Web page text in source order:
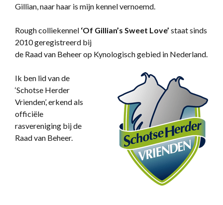
Gillian, naar haar is mijn kennel vernoemd.
Rough colliekennel ‘Of Gillian’s Sweet Love’ staat sinds
2010 geregistreerd bij
de Raad van Beheer op Kynologisch gebied in Nederland.
Ik ben lid van de
‘Schotse Herder
Vrienden’, erkend als
officiële
rasvereniging bij de
Raad van Beheer.